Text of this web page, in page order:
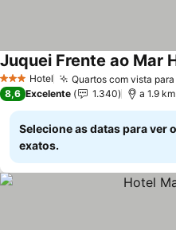
3 EstrelasHotel Quartos com vista
Juquei Frente ao Mar
8,6 Excelente 1.340 a 1.9
Selecione as datas para ver
exatos.